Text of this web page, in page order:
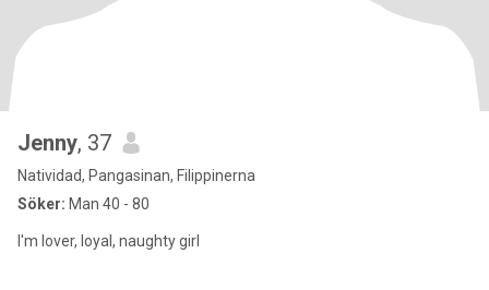
Jenny, 37
Natividad, Pangasinan, Filippinerna
Söker: Man 40 - 80
I'm lover, loyal, naughty girl